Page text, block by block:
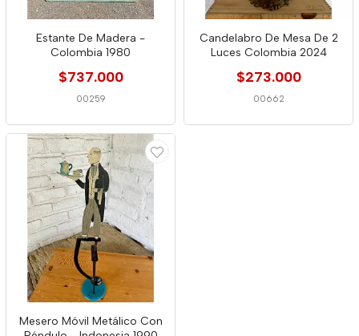
Estante De Madera -
Colombia 1980
$737.000
00259
Candelabro De Mesa De 2
Luces Colombia 2024
$273.000
00662
Mesero Móvil Metálico Con